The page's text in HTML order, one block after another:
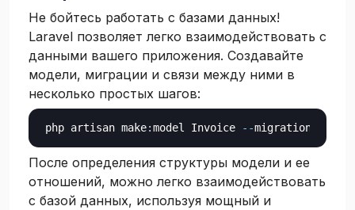
Не бойтесь работать с базами данных!
Laravel позволяет легко взаимодействовать с
данными вашего приложения. Создавайте
модели, миграции и связи между ними в
несколько простых шагов:
php artisan make:model Invoice --migration
После определения структуры модели и ее
отношений, можно легко взаимодействовать
с базой данных, используя мощный и